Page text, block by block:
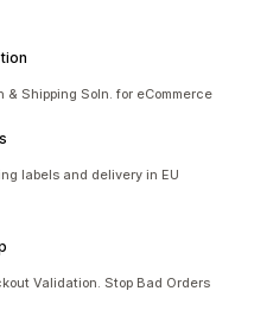
Shipping Soln. for eCommerce
labels and delivery in EU
Validation. Stop Bad Orders